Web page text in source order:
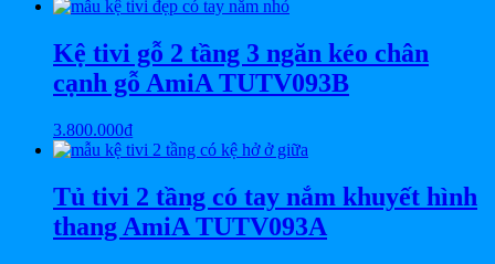
Kệ tivi gỗ 2 tầng 3 ngăn kéo chân
cạnh gỗ AmiA TUTV093B
3.800.000₫
Tủ tivi 2 tầng có tay nắm khuyết hình
thang AmiA TUTV093A